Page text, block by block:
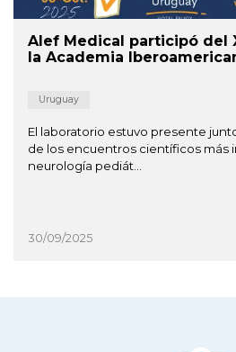
Alef Medical participó del
la Academia
Uruguay
El laboratorio estuvo presente
de los encuentros científicos más
neurología pediát...
30/09/2025